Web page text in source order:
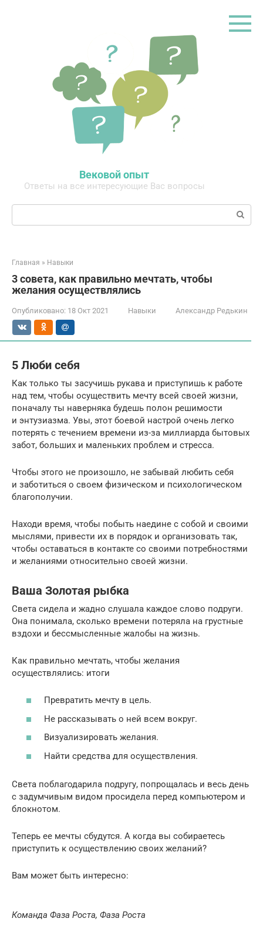
Вековой опыт
Ответы на все интересующие Вас вопросы
Поиск:
Главная » Навыки
3 совета, как правильно мечтать, чтобы
желания осуществлялись
Опубликовано: 18 Окт 2021 Навыки Александр Редькин
5 Люби себя
Как только ты засучишь рукава и приступишь к работе
над тем, чтобы осуществить мечту всей своей жизни,
поначалу ты наверняка будешь полон решимости
и энтузиазма. Увы, этот боевой настрой очень легко
потерять с течением времени из-за миллиарда бытовых
забот, больших и маленьких проблем и стресса.
Чтобы этого не произошло, не забывай любить себя
и заботиться о своем физическом и психологическом
благополучии.
Находи время, чтобы побыть наедине с собой и своими
мыслями, привести их в порядок и организовать так,
чтобы оставаться в контакте со своими потребностями
и желаниями относительно своей жизни.
Ваша Золотая рыбка
Света сидела и жадно слушала каждое слово подруги.
Она понимала, сколько времени потеряла на грустные
вздохи и бессмысленные жалобы на жизнь.
Как правильно мечтать, чтобы желания
осуществлялись: итоги
Превратить мечту в цель.
Не рассказывать о ней всем вокруг.
Визуализировать желания.
Найти средства для осуществления.
Света поблагодарила подругу, попрощалась и весь день
с задумчивым видом просидела перед компьютером и
блокнотом.
Теперь ее мечты сбудутся. А когда вы собираетесь
приступить к осуществлению своих желаний?
Вам может быть интересно:
Команда Фаза Роста, Фаза Роста